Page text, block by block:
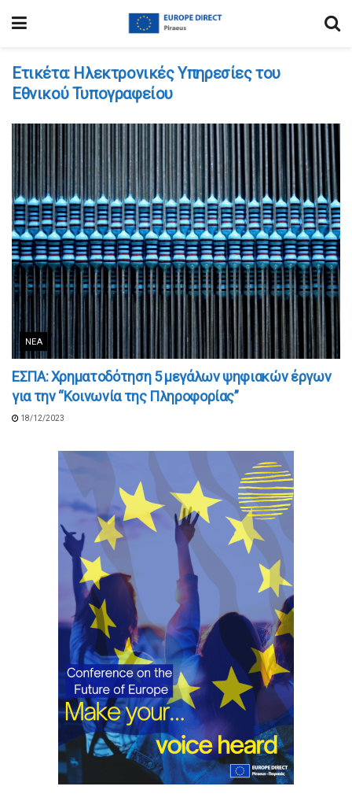
Ετικέτα: Ηλεκτρονικές Υπηρεσίες του
Εθνικού Τυπογραφείου
ΝΈΑ
ΕΣΠΑ: Χρηματοδότηση 5 μεγάλων ψηφιακών έργων
για την “Κοινωνία της Πληροφορίας”
18/12/2023